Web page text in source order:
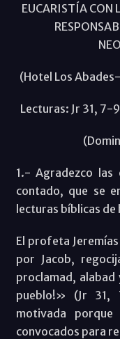
EUCARISTÍA CON
(Hotel Los
Lecturas: Jr 31, 7-
1.- Agradezco las
contado, que se
lecturas bíblicas de
El profeta
por Jacob,
proclamad, alabad
pueblo!» (Jr 31,
motivada
convocados para